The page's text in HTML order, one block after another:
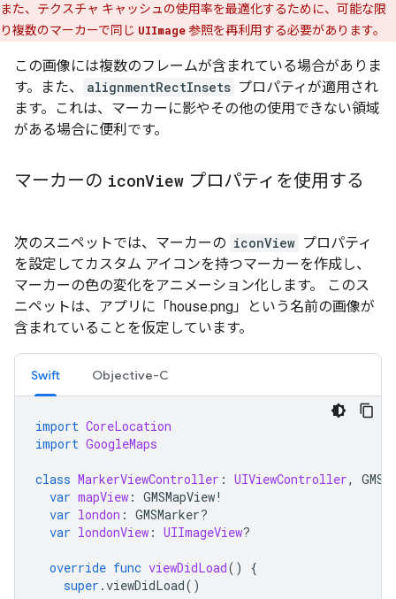
また、テクスチャ キャッシュの使用率を最適化するために、可能な限
り複数のマーカーで同じ UIImage参照を再利用する必要があります。
この画像には複数のフレームが含まれている場合がありま
す。また、
alignmentRectInsets プロパティが適用され
ます。これは、マーカーに影やその他の使用できない領域
がある場合に便利です。
マーカーの iconView プロパティを使用する
次のスニペットでは、マーカーの iconView プロパティ
を設定してカスタム アイコンを持つマーカーを作成し、
マーカーの色の変化をアニメーション化します。 このス
ニペットは、アプリに「house.png」という名前の画像が
含まれていることを仮定しています。
Swift Objective-C
import CoreLocation
import GoogleMaps
class MarkerViewController : UIViewController,
var mapView : GMSMapView!
var london : GMSMarker?
var londonView : UIImageView?
override func viewDidLoad()
{
super .viewDidLoad()